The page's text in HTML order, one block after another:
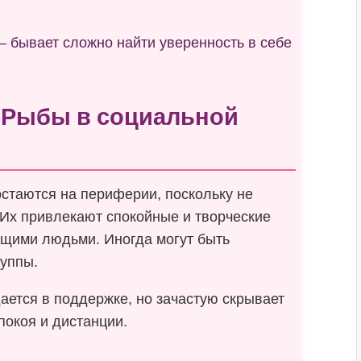
сложно найти уверенность в себе
в социальной
на периферии, поскольку не
привлекают спокойные и творческие
людьми. Иногда могут быть
в поддержке, но зачастую скрывает
и дистанции.